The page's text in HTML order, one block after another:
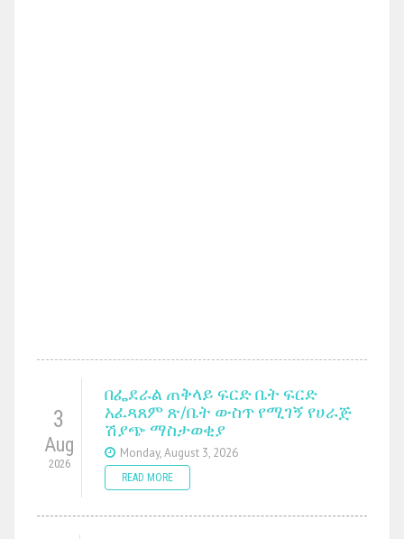
3
Aug
2026
በፌደራል ጠቅላይ ፍርድ ቤት ፍርድ
አፈጻጸም ጽ/ቤት ውስጥ የሚገኝ የሀራጅ
ሽያጭ ማስታወቂያ
Monday, August 3, 2026
READ MORE